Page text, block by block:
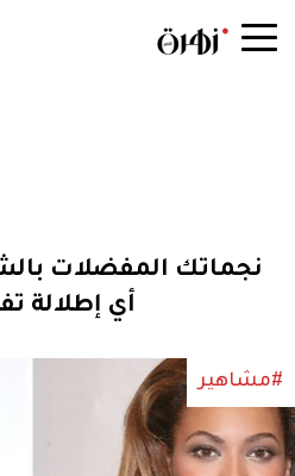
نجماتك المفضلات
أي إطلالة
#مشاهير